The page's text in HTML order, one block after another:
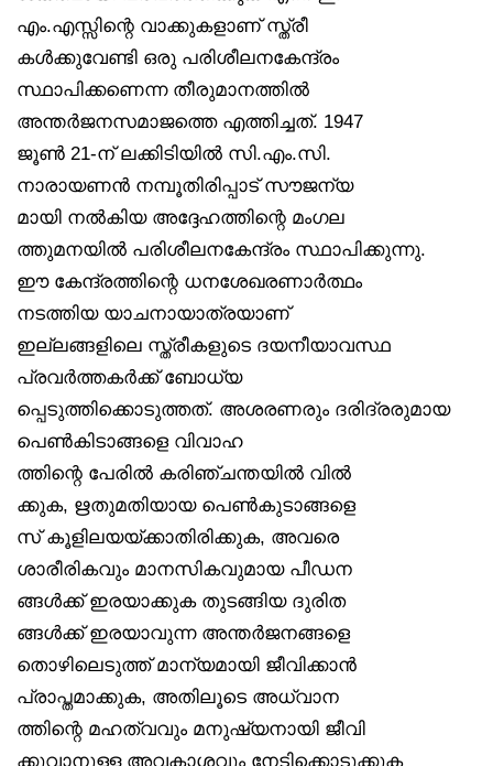
എം.എസ്സിന്റെ വാക്കുകളാണ് സ്ത്രീ
കൾക്കുവേണ്ടി ഒരു പരിശീലനകേന്ദ്രം
സ്ഥാപിക്കണെന്ന തീരുമാനത്തിൽ
അന്തർജനസമാജത്തെ എത്തിച്ചത്. 1947
ജൂൺ 21-ന് ലക്കിടിയിൽ സി.എം.സി.
നാരായണൻ നമ്പൂതിരിപ്പാട് സൗജന്യ
മായി നൽകിയ അദ്ദേഹത്തിന്റെ മംഗല
ത്തുമനയിൽ പരിശീലനകേന്ദ്രം സ്ഥാപിക്കുന്നു.
ഈ കേന്ദ്രത്തിന്റെ ധനശേഖരണാർത്ഥം
നടത്തിയ യാചനായാത്രയാണ്
ഇല്ലങ്ങളിലെ സ്ത്രീകളുടെ ദയനീയാവസ്ഥ
പ്രവർത്തകർക്ക് ബോധ്യ
പ്പെടുത്തിക്കൊടുത്തത്. അശരണരും ദരിദ്രരുമായ
പെൺകിടാങ്ങളെ വിവാഹ
ത്തിന്റെ പേരിൽ കരിഞ്ചന്തയിൽ വിൽ
ക്കുക, ഋതുമതിയായ പെൺകുടാങ്ങളെ
സ് കൂളിലയയ്ക്കാതിരിക്കുക, അവരെ
ശാരീരികവും മാനസികവുമായ പീഡന
ങ്ങൾക്ക് ഇരയാക്കുക തുടങ്ങിയ ദുരിത
ങ്ങൾക്ക് ഇരയാവുന്ന അന്തർജനങ്ങളെ
തൊഴിലെടുത്ത് മാന്യമായി ജീവിക്കാൻ
പ്രാപ്തമാക്കുക, അതിലൂടെ അധ്വാന
ത്തിന്റെ മഹത്വവും മനുഷ്യനായി ജീവി
ക്കുവാനുള്ള അവകാശവും നേടിക്കൊടുക്കുക